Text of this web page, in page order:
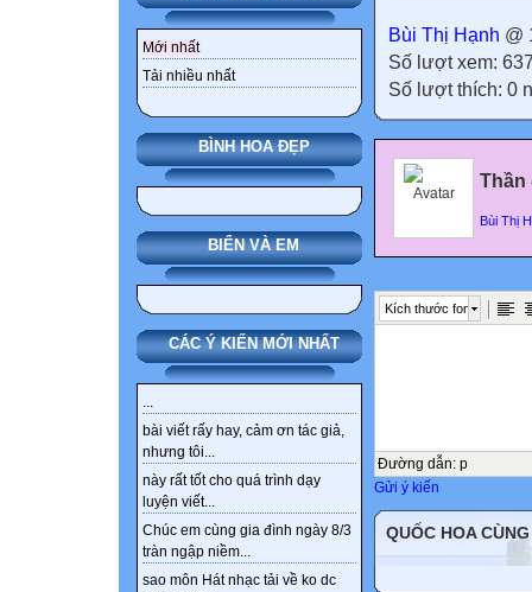
Mới nhất
Tải nhiều nhất
BÌNH HOA ĐẸP
BIỂN VÀ EM
CÁC Ý KIẾN MỚI NHẤT
...
bài viết rấy hay, cảm ơn tác giả,
nhưng tôi...
này rất tốt cho quá trình dạy
luyện viết...
Chúc em cùng gia đình ngày 8/3
tràn ngập niềm...
sao môn Hát nhạc tải về ko dc
Bùi Thị Hạnh @
Số lượt xem:
Số lượt thích: 0
Thần
Bùi Thị
Kích thước font
Đường dẫn: p
Gửi ý kiến
QUỐC HOA